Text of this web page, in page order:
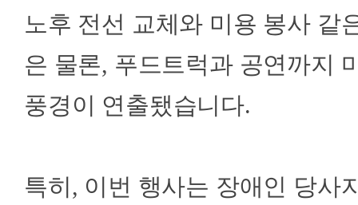
노후 전선 교체와 미용 봉사 같
은 물론, 푸드트럭과 공연까지
풍경이 연출됐습니다.
특히, 이번 행사는 장애인 당사